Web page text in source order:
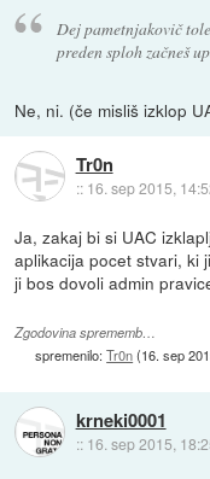
Dej pametnjakovič
preden sploh začneš
Ne, ni. (če misliš izklop
Tr0n
:: 16. sep 2015,
Ja, zakaj bi si UAC
aplikacija pocet stvari, ki
ji bos dovoli admin
Zgodovina sprememb…
spremenilo:Tr0n(16. sep
krneki0001
:: 16. sep 2015,